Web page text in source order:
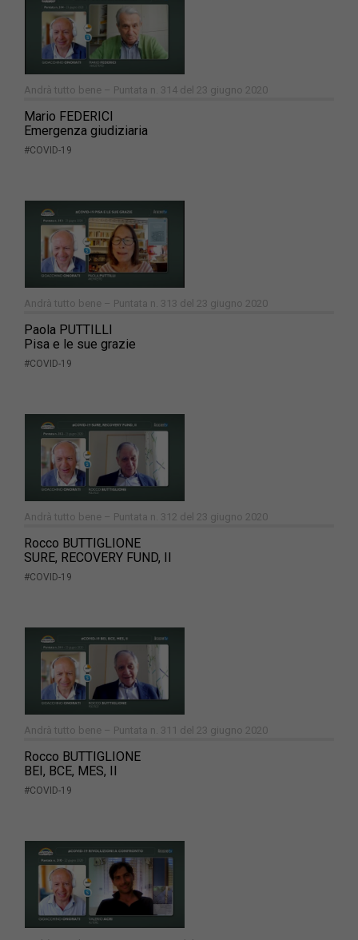
Andrà tutto bene – Puntata n. 314 del 23 giugno 2020
Mario FEDERICI
Emergenza giudiziaria
#COVID-19
Andrà tutto bene – Puntata n. 313 del 23 giugno 2020
Paola PUTTILLI
Pisa e le sue grazie
#COVID-19
Andrà tutto bene – Puntata n. 312 del 23 giugno 2020
Rocco BUTTIGLIONE
SURE, RECOVERY FUND, II
#COVID-19
Andrà tutto bene – Puntata n. 311 del 23 giugno 2020
Rocco BUTTIGLIONE
BEI, BCE, MES, II
#COVID-19